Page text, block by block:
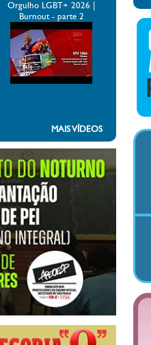
Orgulho LGBT+ 2026 |
Burnout - parte 2
MAIS VÍDEOS